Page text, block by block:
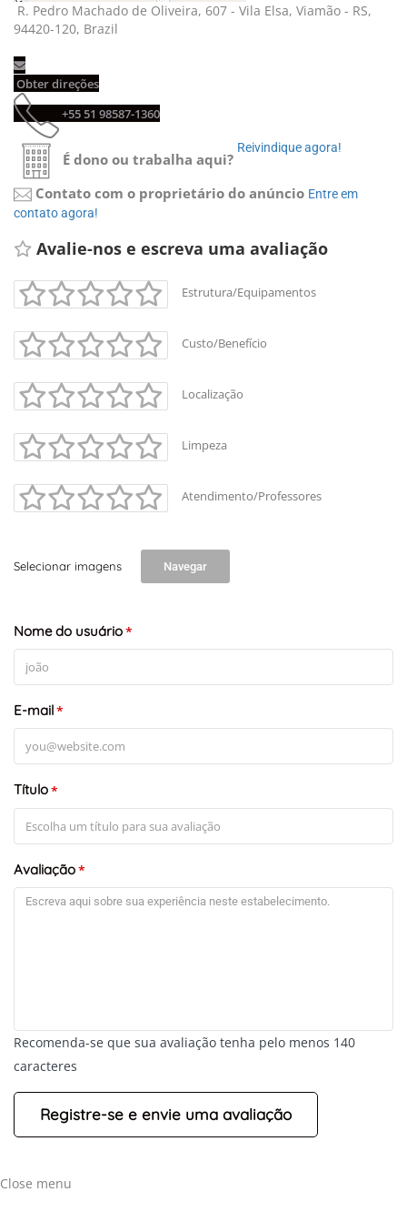
R. Pedro Machado de Oliveira, 607 - Vila Elsa, Viamão - RS,
94420-120, Brazil
Obter direções
+55 51 98587-1360
É dono ou trabalha aqui?
Reivindique agora!
Contato com o proprietário do anúncio Entre em
contato agora!
Avalie-nos e escreva uma avaliação
Estrutura/Equipamentos
Custo/Benefício
Localização
Limpeza
Atendimento/Professores
Selecionar imagens Navegar
Nome do usuário*
E-mail*
Título*
Avaliação*
Recomenda-se que sua avaliação tenha pelo menos 140
caracteres
Close menu